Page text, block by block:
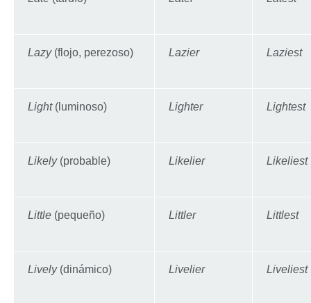
Lazy (flojo, perezoso) Lazier Laziest
Light (luminoso) Lighter Lightest
Likely(probable) Likelier Likeliest
Little (pequeño) Littler Littlest
Lively(dinámico) Livelier Liveliest